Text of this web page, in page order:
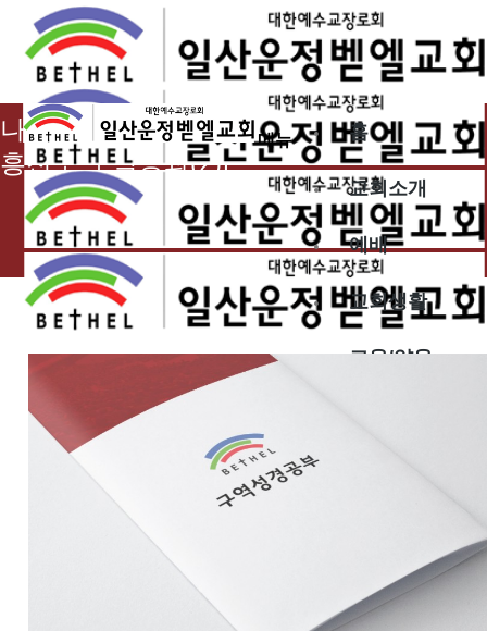
홈
교회소개
예배
교회생활
교육/양육
메뉴
2023.10.07
나와 같이 되기를 원하나이다[2023-2 대부
흥전도 구역공과(2)]